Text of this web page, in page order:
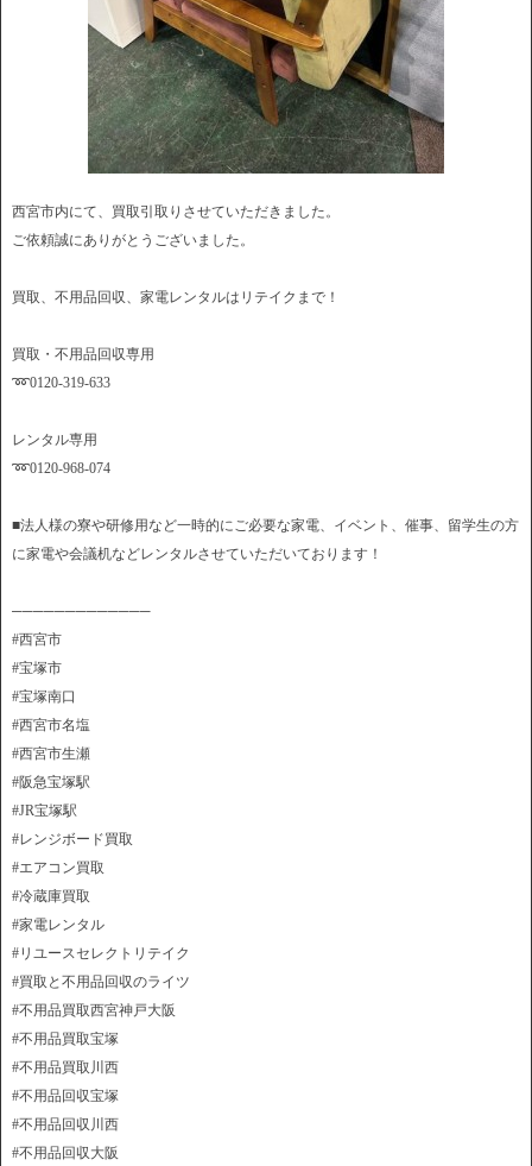
西宮市内にて、買取引取りさせていただきました。
ご依頼誠にありがとうございました。
買取、不用品回収、家電レンタルはリテイクまで！
買取・不用品回収専用
➿0120-319-633
レンタル専用
➿0120-968-074
■法人様の寮や研修用など一時的にご必要な家電、イベント、催事、留学生の方
に家電や会議机などレンタルさせていただいております！
─────────────
#西宮市
#宝塚市
#宝塚南口
#西宮市名塩
#西宮市生瀬
#阪急宝塚駅
#JR宝塚駅
#レンジボード買取
#エアコン買取
#冷蔵庫買取
#家電レンタル
#リユースセレクトリテイク
#買取と不用品回収のライツ
#不用品買取西宮神戸大阪
#不用品買取宝塚
#不用品買取川西
#不用品回収宝塚
#不用品回収川西
#不用品回収大阪